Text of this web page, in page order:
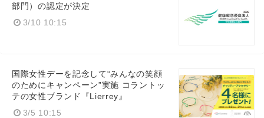
部門）の認定が決定
3/10 10:15
国際女性デーを記念して“みんなの笑顔
のためにキャンペーン”実施 コラントッ
テの女性ブランド『Lierrey』
3/5 10:15